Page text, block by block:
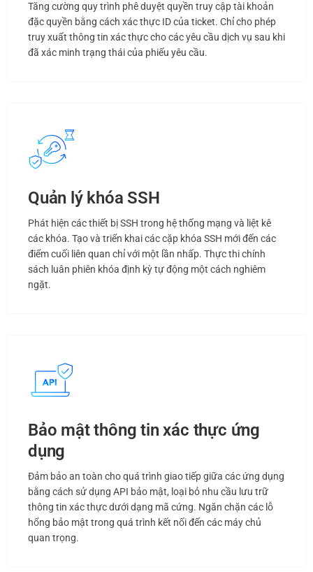
Tăng cường quy trình phê duyệt quyền truy cập tài khoản
đặc quyền bằng cách xác thực ID của ticket. Chỉ cho phép
truy xuất thông tin xác thực cho các yêu cầu dịch vụ sau khi
đã xác minh trạng thái của phiếu yêu cầu.
Quản lý khóa SSH
Phát hiện các thiết bị SSH trong hệ thống mạng và liệt kê
các khóa. Tạo và triển khai các cặp khóa SSH mới đến các
điểm cuối liên quan chỉ với một lần nhấp. Thực thi chính
sách luân phiên khóa định kỳ tự động một cách nghiêm
ngặt.
Bảo mật thông tin xác thực ứng
dụng
Đảm bảo an toàn cho quá trình giao tiếp giữa các ứng dụng
bằng cách sử dụng API bảo mật, loại bỏ nhu cầu lưu trữ
thông tin xác thực dưới dạng mã cứng. Ngăn chặn các lỗ
hổng bảo mật trong quá trình kết nối đến các máy chủ
quan trọng.